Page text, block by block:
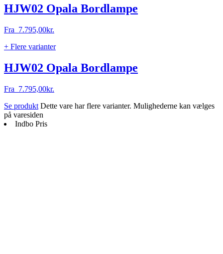
HJW02 Opala Bordlampe
Fra 7.795,00kr.
+ Flere varianter
HJW02 Opala Bordlampe
Fra 7.795,00kr.
Se produkt Dette vare har flere varianter. Mulighederne kan vælges
på varesiden
Indbo Pris